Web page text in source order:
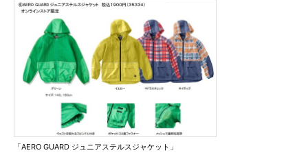
「AERO GUARD ジュニアステルスジャケット」